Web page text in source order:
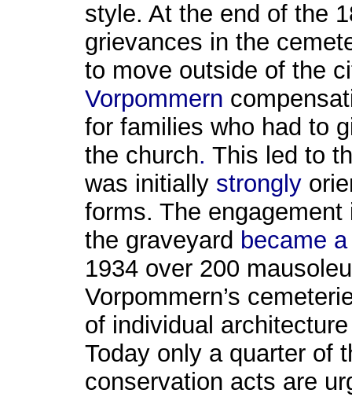
style. At the end of the
grievances in the
to move outside of the
Vorpommern
for families who had to
the church.This led to
was initially strongly
forms. The engagement
the graveyard became
1934 over 200
Vorpommern’s
of individual architecture
Today only a quarter of
conservation acts are